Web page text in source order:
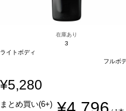
プ50に選出
ド！
在庫あり
3
ライトボディ
フルボ
¥5,280
まとめ買い(6+)